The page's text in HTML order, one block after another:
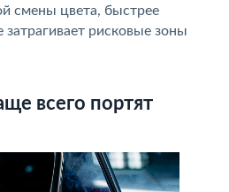
смены цвета, быстрее
затрагивает рисковые зоны
всего портят